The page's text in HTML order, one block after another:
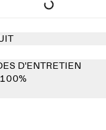
D'ENTRETIEN